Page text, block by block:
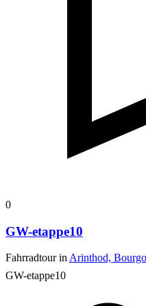
0
GW-etappe10
Fahrradtour in Arinthod,
GW-etappe10